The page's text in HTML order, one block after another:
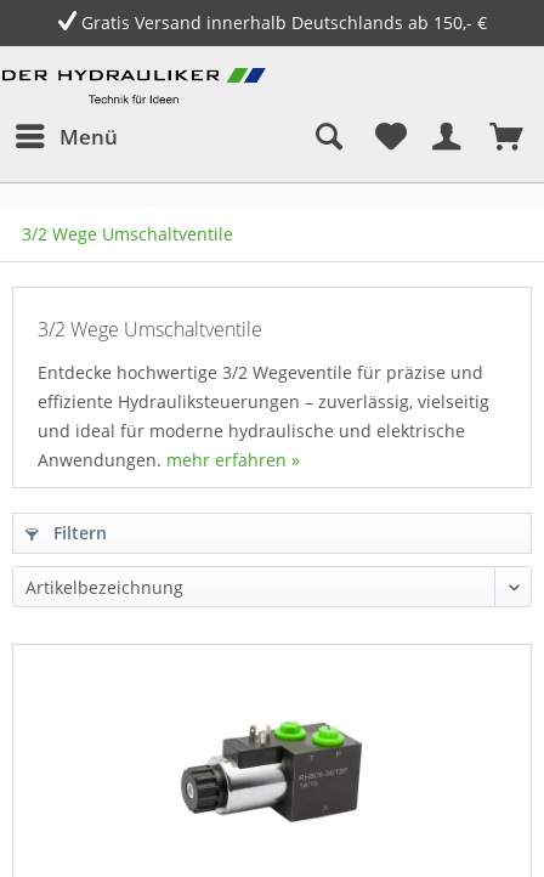
Gratis Versand innerhalb Deutschlands ab 150,- €
Menü
3/2 Wege Umschaltventile
3/2 Wege Umschaltventile
Entdecke hochwertige 3/2 Wegeventile für präzise und
effiziente Hydrauliksteuerungen – zuverlässig, vielseitig
und ideal für moderne hydraulische und elektrische
Anwendungen. mehr erfahren »
Filtern